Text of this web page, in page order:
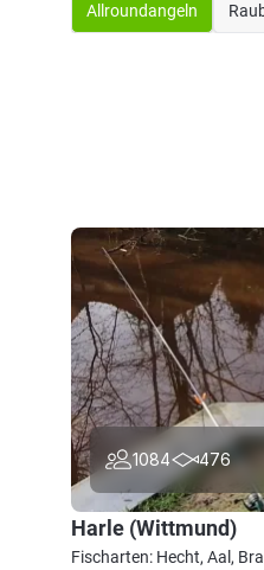
Allroundangeln
1084 476
Harle (Wittmund)
Fischarten: Hecht, Aal,